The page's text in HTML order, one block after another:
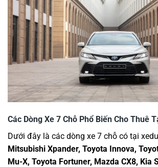
Các Dòng Xe 7 Chỗ Phổ Biến Cho Thuê
Dưới đây là các dòng xe 7 chỗ có tại
Mitsubishi Xpander, Toyota Innova,
Mu-X, Toyota Fortuner, Mazda CX8, Kia